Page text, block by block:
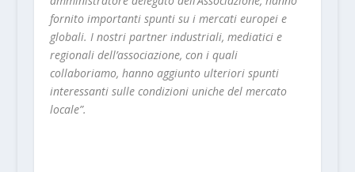
fornito importanti spunti su i mercati europei e
globali. I nostri partner industriali, mediatici e
regionali dell’associazione, con i quali
collaboriamo, hanno aggiunto ulteriori spunti
interessanti sulle condizioni uniche del mercato
locale”.